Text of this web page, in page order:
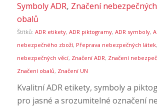
Symboly ADR, Značení
obalů
Štítků: ADR etikety, ADR piktogramy, ADR symboly,
nebezpečného zboží, Přeprava nebezpečných látek,
nebezpečných věcí, Značení ADR, Značení
Značení obalů, Značení UN
Kvalitní ADR etikety, symboly a
pro jasné a srozumitelné označení